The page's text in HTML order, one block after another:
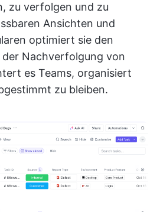
zu verfolgen und zu
Ansichten und
optimiert sie den
der Nachverfolgung von
es Teams, organisiert
zu bleiben.